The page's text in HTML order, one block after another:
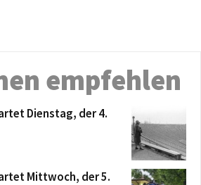
empfehlen
Dienstag, der 4.
Mittwoch, der 5.